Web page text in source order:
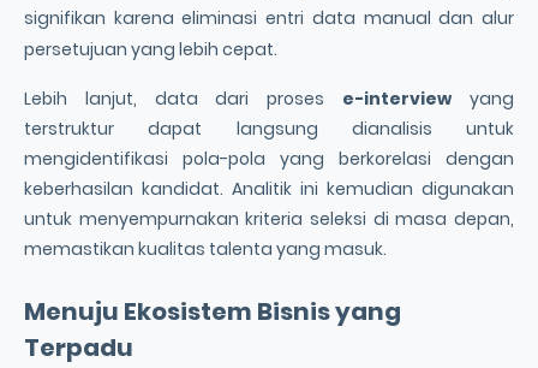
signifikan karena eliminasi entri data manual dan alur
persetujuan yang lebih cepat.
Lebih lanjut, data dari proses e-interviewyang
terstruktur dapat langsung dianalisis untuk
mengidentifikasi pola-pola yang berkorelasi dengan
keberhasilan kandidat. Analitik ini kemudian digunakan
untuk menyempurnakan kriteria seleksi di masa depan,
memastikan kualitas talenta yang masuk.
Menuju Ekosistem Bisnis yang
Terpadu